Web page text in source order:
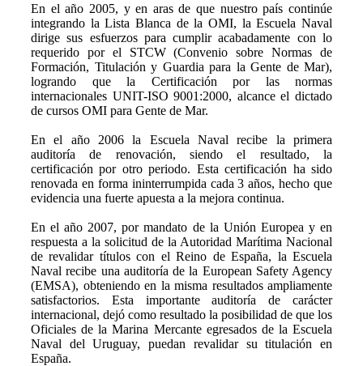
En el año 2005, y en aras de que nuestro país continúe
integrando la Lista Blanca de la OMI, la Escuela Naval
dirige sus esfuerzos para cumplir acabadamente con lo
requerido por el STCW (Convenio sobre Normas de
Formación, Titulación y Guardia para la Gente de Mar),
logrando que la Certificación por las normas
internacionales UNIT-ISO 9001:2000, alcance el dictado
de cursos OMI para Gente de Mar.
En el año 2006 la Escuela Naval recibe la primera
auditoría de renovación, siendo el resultado, la
certificación por otro periodo. Esta certificación ha sido
renovada en forma ininterrumpida cada 3 años, hecho que
evidencia una fuerte apuesta a la mejora continua.
En el año 2007, por mandato de la Unión Europea y en
respuesta a la solicitud de la Autoridad Marítima Nacional
de revalidar títulos con el Reino de España, la Escuela
Naval recibe una auditoría de la European Safety Agency
(EMSA), obteniendo en la misma resultados ampliamente
satisfactorios. Esta importante auditoría de carácter
internacional, dejó como resultado la posibilidad de que los
Oficiales de la Marina Mercante egresados de la Escuela
Naval del Uruguay, puedan revalidar su titulación en
España.